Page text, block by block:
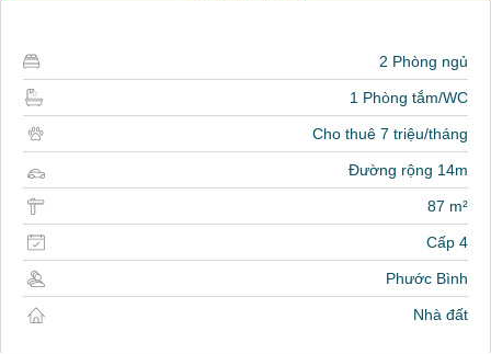
2 Phòng ngủ
1 Phòng tắm/WC
Cho thuê 7 triệu/tháng
Đường rộng 14m
87 m²
Cấp 4
Phước Bình
Nhà đất